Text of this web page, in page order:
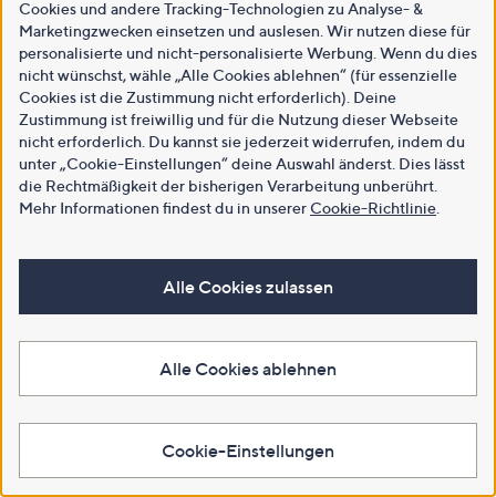
Cookies und andere Tracking-Technologien zu Analyse- &
Marketingzwecken einsetzen und auslesen. Wir nutzen diese für
personalisierte und nicht-personalisierte Werbung. Wenn du dies
nicht wünschst, wähle „Alle Cookies ablehnen“ (für essenzielle
Cookies ist die Zustimmung nicht erforderlich). Deine
Zustimmung ist freiwillig und für die Nutzung dieser Webseite
nicht erforderlich. Du kannst sie jederzeit widerrufen, indem du
unter „Cookie-Einstellungen“ deine Auswahl änderst. Dies lässt
die Rechtmäßigkeit der bisherigen Verarbeitung unberührt.
Mehr Informationen findest du in unsererCookie-Richtlinie
Alle Cookies zulassen
Alle Cookies ablehnen
Cookie-Einstellungen